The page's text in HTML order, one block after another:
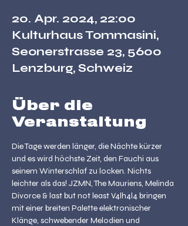
20. Apr. 2024, 22:00
Kulturhaus Tommasini,
Seonerstrasse 23, 5600
Lenzburg, Schweiz
Über die
Veranstaltung
Die Tage werden länger, die Nächte kürzer
und es wird höchste Zeit, den Fauchi aus
seinem Winterschlaf zu locken. Nichts
leichter als das! JZMN, The Mauriens, Melinda
Divorce & last but not least V4lh4l4 bringen
mit einer breiten Palette elektronischer
Klänge, schwebender Melodien und